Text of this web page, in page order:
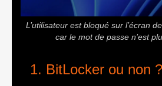
L’utilisateur est bloqué sur l’écran
car le mot de passe n’est
BitLocker ou non ?